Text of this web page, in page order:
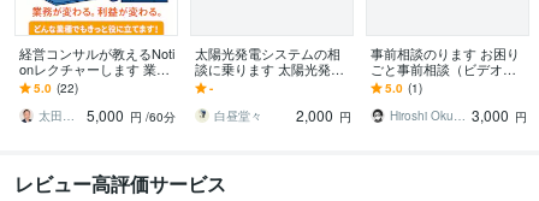
経営コンサルが教えるNoti
onレクチャーします 業務
整理から導入設計まで“実
務で使える運用をやさし
く指導
5.0 (22)
5,000 円 /60分
太陽光発電システムの相
談に乗ります 太陽光発電
システムの相談に乗りま
す。
-
白昼堂々
2,000 円
事前相談のります お困り
ごと事前相談（ビデオチ
ャット可）のります
5.0 (1)
3,000 円
レビュー高評価サービス